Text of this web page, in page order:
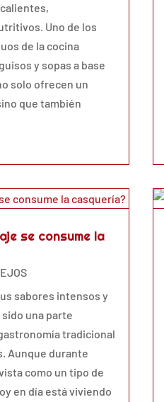
Uno de los
de la cocina
y sopas a base
solo ofrecen un
que también
se consume la
sabores intensos y
una parte
tradicional
Aunque durante
como un tipo de
en día está viviendo